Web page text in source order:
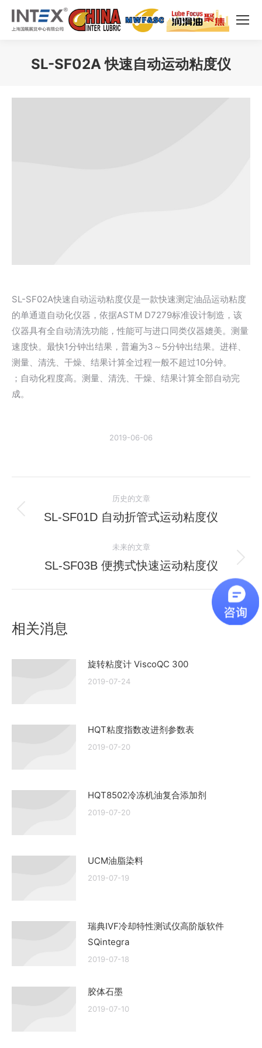
SL-SF02A 快速自动运动粘度仪
SL-SF02A快速自动运动粘度仪是一款快速测定油品运动粘度
的单通道自动化仪器，依据ASTM D7279标准设计制造，该
仪器具有全自动清洗功能，性能可与进口同类仪器媲美。测量
速度快。最快1分钟出结果，普遍为3～5分钟出结果。进样、
测量、清洗、干燥、结果计算全过程一般不超过10分钟。
；自动化程度高。测量、清洗、干燥、结果计算全部自动完
成。
2019-06-06
章
历史的文章
历
的
文
SL-SF01D 自动折管式运动粘度仪
未来的文章
未
SL-SF03B 便携式快速运动粘度仪
相关消息
旋转粘度计 ViscoQC 300
2019-07-24
HQT粘度指数改进剂参数表
2019-07-20
HQT8502冷冻机油复合添加剂
2019-07-20
UCM油脂染料
2019-07-19
瑞典IVF冷却特性测试仪高阶版软件
SQintegra
2019-07-18
胶体石墨
2019-07-10